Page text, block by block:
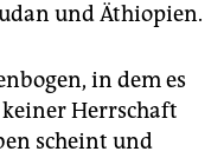
und Äthiopien.
in dem es
Herrschaft
scheint und